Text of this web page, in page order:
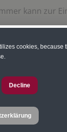
kann zur
€ 9,-- pro
cookies, because
Decline